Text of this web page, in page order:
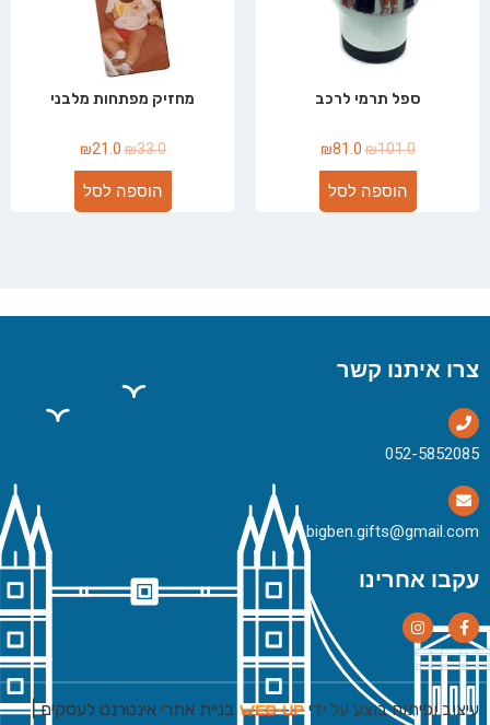
ספל תרמי לרכב
₪101.0
₪81.0
הוספה לסל
מחזיק מפתחות מלבני
₪33.0
₪21.0
הוספה לסל
צרו איתנו קשר
bigben.gifts@gmail.com
עקבו אחרינו
עיצוב ופיתוח בוצע על ידי בניית אתרי אינטרנט לעסקים|